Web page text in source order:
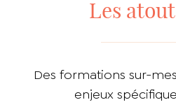
Les
Des formations sur-
enjeux